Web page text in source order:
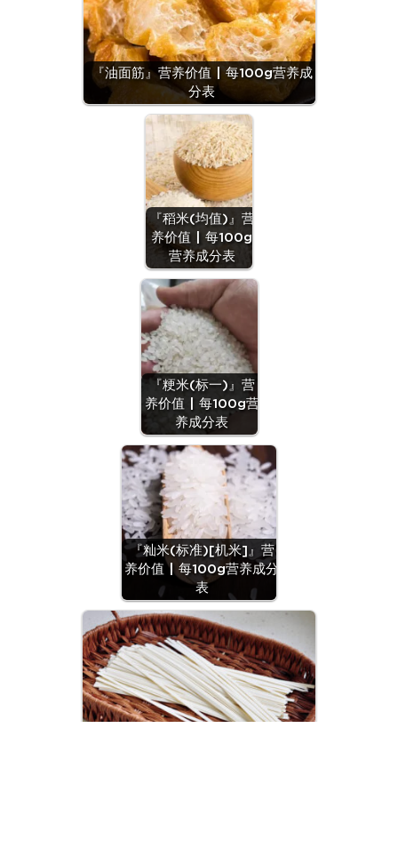
『油面筋』营养价值 | 每100g营养成
分表
『稻米(均值)』营
养价值 | 每100g
营养成分表
『粳米(标一)』营
养价值 | 每100g营
养成分表
『籼米(标准)[机米]』营
养价值 | 每100g营养成分
表